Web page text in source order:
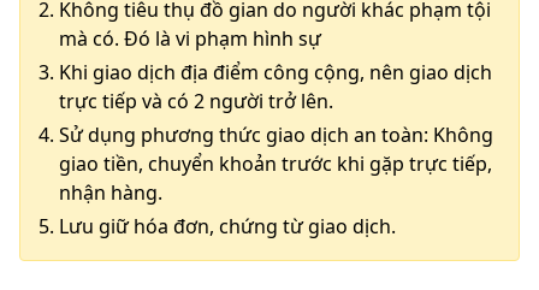
Không tiêu thụ đồ gian do người khác phạm tội
mà có. Đó là vi phạm hình sự
Khi giao dịch địa điểm công cộng, nên giao dịch
trực tiếp và có 2 người trở lên.
Sử dụng phương thức giao dịch an toàn: Không
giao tiền, chuyển khoản trước khi gặp trực tiếp,
nhận hàng.
Lưu giữ hóa đơn, chứng từ giao dịch.